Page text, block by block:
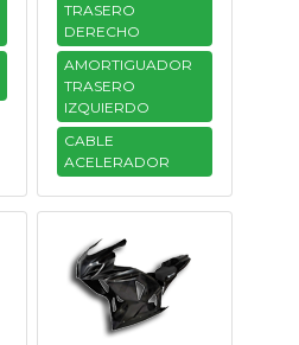
TRASERO
DERECHO
AMORTIGUADOR
TRASERO
IZQUIERDO
CABLE
ACELERADOR